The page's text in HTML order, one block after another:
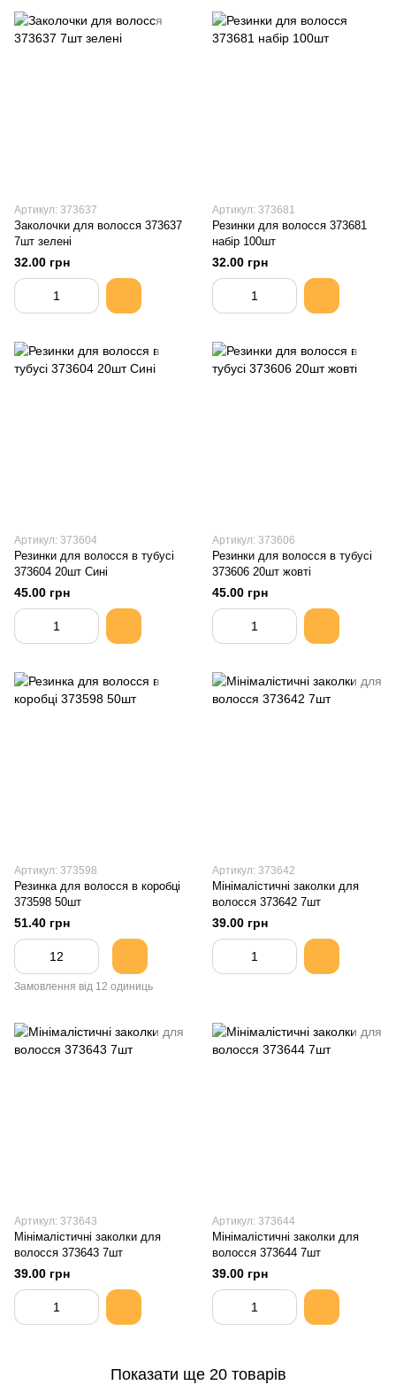
Артикул: 373637
Заколочки для волосся 373637
7шт зелені
32.00 грн
Артикул: 373681
Резинки для волосся 373681
набір 100шт
32.00 грн
Артикул: 373604
Резинки для волосся в тубусі
373604 20шт Сині
45.00 грн
Артикул: 373606
Резинки для волосся в тубусі
373606 20шт жовті
45.00 грн
Артикул: 373598
Резинка для волосся в коробці
373598 50шт
51.40 грн
Замовлення від 12 одиниць
Артикул: 373642
Мінімалістичні заколки для
волосся 373642 7шт
39.00 грн
Артикул: 373643
Мінімалістичні заколки для
волосся 373643 7шт
39.00 грн
Артикул: 373644
Мінімалістичні заколки для
волосся 373644 7шт
39.00 грн
Показати ще 20 товарів